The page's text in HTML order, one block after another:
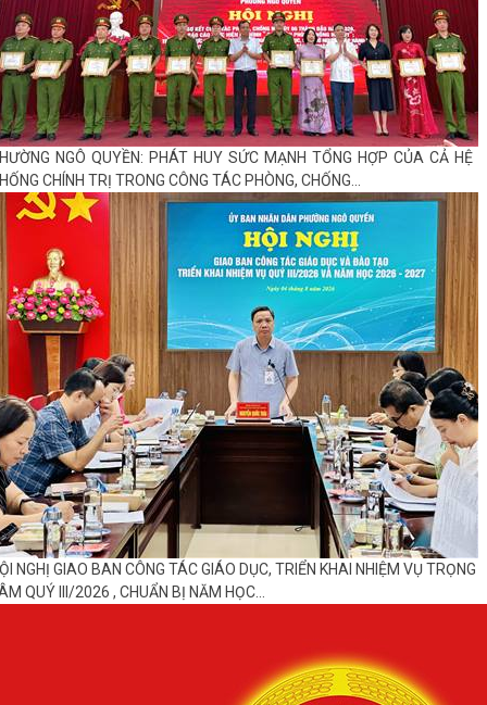
NGÔ QUYỀN: PHÁT HUY SỨC MẠNH TỔNG HỢP CỦA CẢ HỆ
CHÍNH TRỊ TRONG CÔNG TÁC PHÒNG, CHỐNG...
NGHỊ GIAO BAN CÔNG TÁC GIÁO DỤC, TRIỂN KHAI NHIỆM VỤ TRỌNG
QUÝ III/2026 , CHUẨN BỊ NĂM HỌC...